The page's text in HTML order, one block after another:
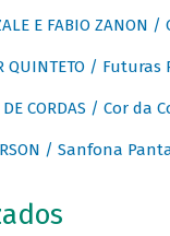
E FABIO ZANON
QUINTETO / Futuras
DE CORDAS / Cor da
/ Sanfona